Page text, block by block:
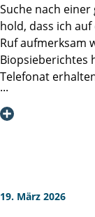
Dr. G. Grübler
Katheters sofort
sehr viel
Ich möchte vor
machen: Auch
Suche nach
hold, dass ich
Ruf aufmerksam
Biopsieberichtes
Telefonat
Stunde
vollumfänglich
Meine Frau
19. März 2026